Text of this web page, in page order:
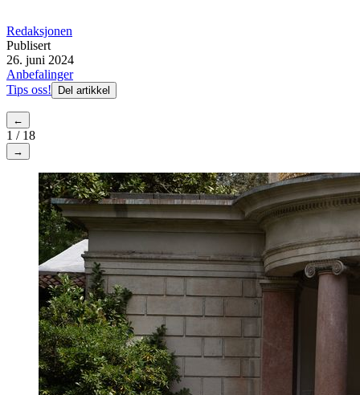
Redaksjonen
Publisert
26. juni 2024
Anbefalinger
Tips oss!
Del artikkel
←
1 / 18
→